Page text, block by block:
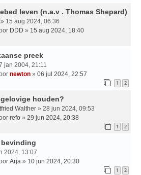
leven (n.a.v . Thomas Shepard)
» 15 aug 2024, 06:36
DDD » 15 aug 2024, 18:40
preek
jan 2004, 21:11
newton » 06 jul 2024, 22:57
1 2
houden?
Walther » 28 jun 2024, 09:53
refo » 29 jun 2024, 20:38
1 2
2024, 13:07
Arja » 10 jun 2024, 20:30
1 2